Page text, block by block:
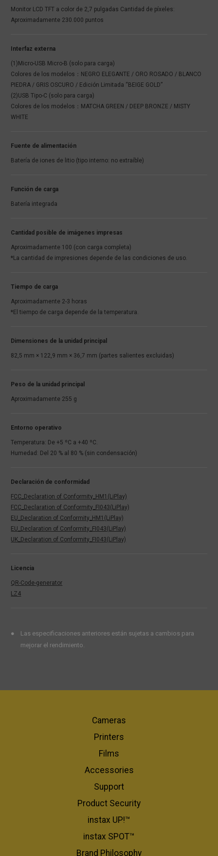
Monitor LCD TFT a color de 2,7 pulgadas Cantidad de píxeles:
Aproximadamente 230.000 puntos
Interfaz externa
(1)Micro-USB Micro-B (solo para carga)
Colores de los modelos：NEGRO ELEGANTE / ORO ROSADO / BLANCO
PIEDRA / GRIS OSCURO / Edición Limitada “BEIGE GOLD”
(2)USB Tipo-C (solo para carga)
Colores de los modelos：MATCHA GREEN / DEEP BRONZE / MISTY
WHITE
Fuente de alimentación
Batería de iones de litio (tipo interno: no extraíble)
Función de carga
Batería integrada
Cantidad posible de imágenes impresas
Aproximadamente 100 (con carga completa)
*La cantidad de impresiones depende de las condiciones de uso.
Tiempo de carga
Aproximadamente 2-3 horas
*El tiempo de carga depende de la temperatura.
Dimensiones de la unidad principal
82,5 mm × 122,9 mm × 36,7 mm (partes salientes excluidas)
Peso de la unidad principal
Aproximadamente 255 g
Entorno operativo
Temperatura: De +5 ºC a +40 ºC.
Humedad: Del 20 % al 80 % (sin condensación)
Declaración de conformidad
FCC_Declaration of Conformity_HM1(LiPlay)
FCC_Declaration of Conformity_FI043(LiPlay)
EU_Declaration of Conformity_HM1(LiPlay)
EU_Declaration of Conformity_FI043(LiPlay)
UK_Declaration of Conformity_FI043(LiPlay)
Licencia
QR-Code-generator
LZ4
Las especificaciones anteriores están sujetas a cambios para
mejorar el rendimiento.
Cameras
Printers
Films
Accessories
Support
Product Security
instax UP!™
instax SPOT™
Brand Philosophy